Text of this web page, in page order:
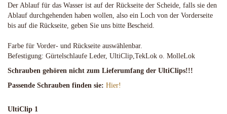
Der Ablauf für das Wasser ist auf der Rückseite der Scheide, falls sie den
Ablauf durchgehenden haben wollen, also ein Loch von der Vorderseite
bis auf die Rückseite, geben Sie uns bitte Bescheid.
Farbe für Vorder- und Rückseite auswählenbar.
Befestigung: Gürtelschlaufe Leder, UltiClip,TekLok o. MolleLok
Schrauben gehören nicht zum Lieferumfang der UltiClips!!!
Passende Schrauben finden sie: Hier!
UltiClip 1